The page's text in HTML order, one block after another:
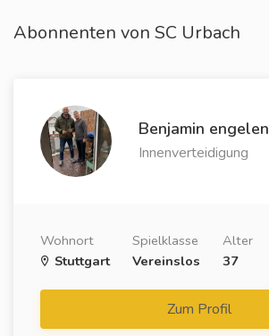
Abonnenten von SC Urbach
Benjamin engelen
Innenverteidigung
Wohnort
Stuttgart
Spielklasse
Vereinslos
Alter
37
Zum Profil